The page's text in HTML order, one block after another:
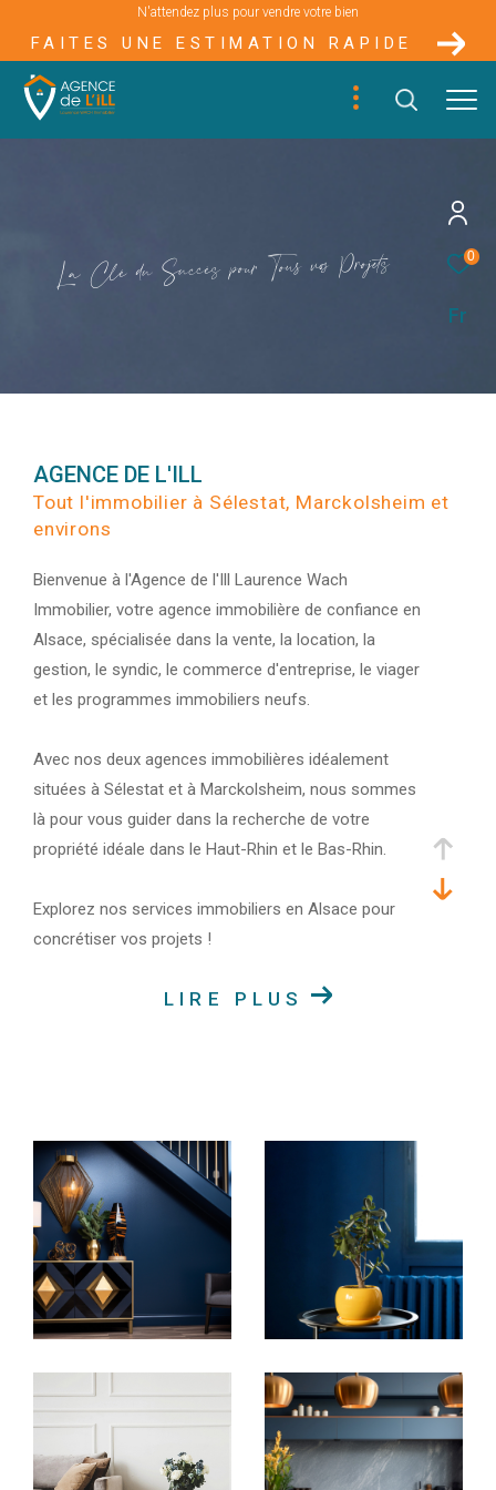
N'attendez plus pour vendre votre bien
FAITES UNE ESTIMATION RAPIDE
0
Fr
La Clé du Succès pou Tous vos Projets
AGENCE DE L'ILL
Tout l'immobilier à Sélestat, Marckolsheim et
environs
Bienvenue à l'Agence de l'Ill Laurence Wach
Immobilier, votre agence immobilière de confiance en
Alsace, spécialisée dans la vente, la location, la
gestion, le syndic, le commerce d'entreprise, le viager
et les programmes immobiliers neufs.
Avec nos deux agences immobilières idéalement
situées à Sélestat et à Marckolsheim, nous sommes
là pour vous guider dans la recherche de votre
propriété idéale dans le Haut-Rhin et le Bas-Rhin.
Explorez nos services immobiliers en Alsace pour
concrétiser vos projets !
Achat immobilier en Alsace
ou le duplex spacieux qui correspond à vos critères.
Notre vaste sélection de biens immobiliers à vendre
couvre une variété de goûts et de budgets. Nous
nous engageons à vous offrir un service
personnalisé pour vous accompagner à chaque
étape de votre projet d'achat immobilier.
Si la location est votre préférence, explorez nos
biens immobiliers disponibles à la location en Alsace.
Que vous recherchiez un appartement spacieux ou
LIRE PLUS